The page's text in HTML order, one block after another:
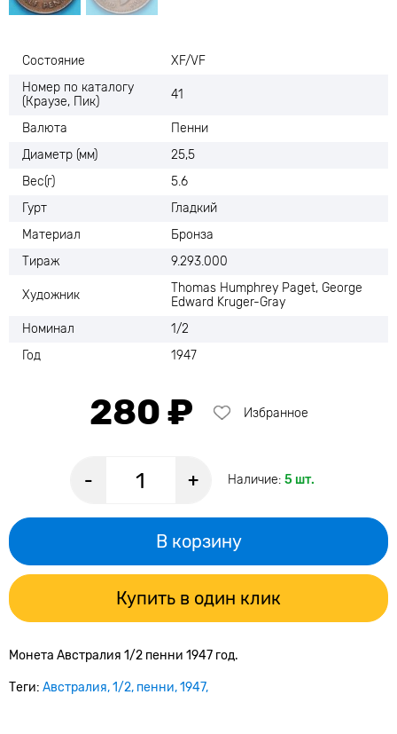
Состояние
ХF/VF
Номер по каталогу
(Краузе, Пик)
41
Валюта
Пенни
Диаметр (мм)
25,5
Вес(г)
5.6
Гурт
Гладкий
Материал
Бронза
Тираж
9.293.000
Художник
Thomas Humphrey Paget, George
Edward Kruger-Gray
Номинал
1/2
Год
1947
280 ₽ Избранное
- + Наличие: 5 шт.
В корзину
Купить в один клик
Монета Австралия 1/2 пенни 1947 год.
Теги: Австралия 1/2 пенни 1947